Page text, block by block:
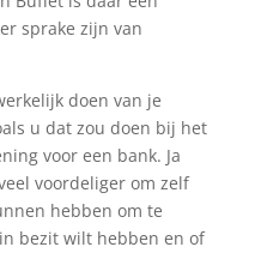
sprake zijn van
doen van je
u dat zou doen bij het
voor een bank. Ja
voordeliger om zelf
hebben om te
bezit wilt hebben en of